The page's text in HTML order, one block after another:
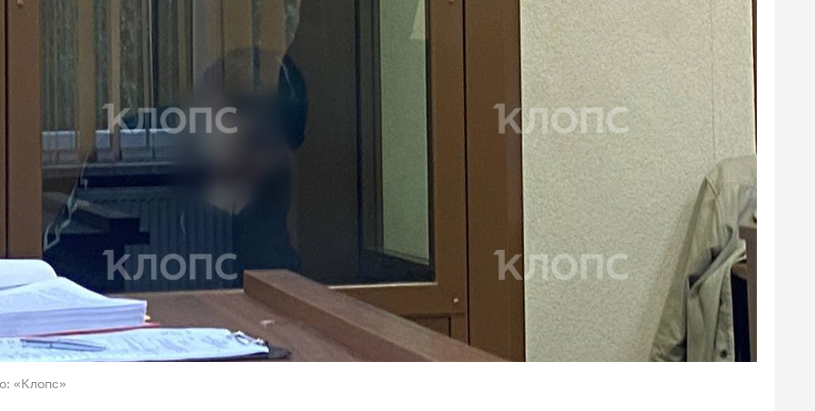
«Клопс»‎